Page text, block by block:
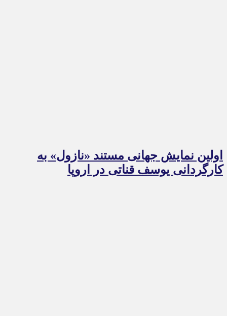
اولین نمایش جهانی مستند «نازول» به
کارگردانی یوسف قناتی در اروپا